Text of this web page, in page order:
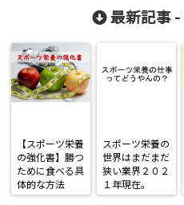
最新記事 -
【スポーツ栄養
の強化書】勝つ
ために食べる具
体的な方法
スポーツ栄養の
世界はまだまだ
狭い業界２０２
１年現在。